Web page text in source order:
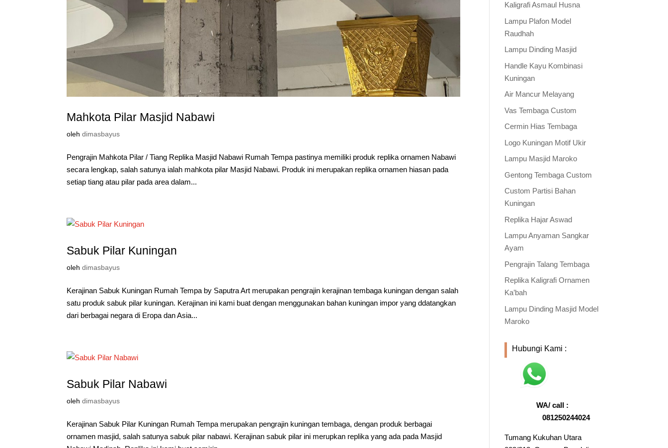
Mahkota Pilar Masjid Nabawi
olehdimasbayus
Pengrajin Mahkota Pilar / Tiang Replika Masjid Nabawi Rumah Tempa pastinya memiliki produk replika ornamen Nabawi
secara lengkap, salah satunya ialah mahkota pilar Masjid Nabawi. Produk ini merupakan replika ornamen hiasan pada
setiap tiang atau pilar pada area dalam...
Sabuk Pilar Kuningan
olehdimasbayus
Kerajinan Sabuk Kuningan Rumah Tempa by Saputra Art merupakan pengrajin kerajinan tembaga kuningan dengan salah
satu produk sabuk pilar kuningan. Kerajinan ini kami buat dengan menggunakan bahan kuningan impor yang ddatangkan
dari berbagai negara di Eropa dan Asia...
Sabuk Pilar Nabawi
olehdimasbayus
Kerajinan Sabuk Pilar Kuningan Rumah Tempa merupakan pengrajin kuningan tembaga, dengan produk berbagai
ornamen masjid, salah satunya sabuk pilar nabawi. Kerajinan sabuk pilar ini merupkan replika yang ada pada Masjid
Kaligrafi Asmaul Husna
Lampu Plafon Model
Raudhah
Lampu Dinding Masjid
Handle Kayu Kombinasi
Kuningan
Air Mancur Melayang
Vas Tembaga Custom
Cermin Hias Tembaga
Logo Kuningan Motif Ukir
Lampu Masjid Maroko
Gentong Tembaga Custom
Custom Partisi Bahan
Kuningan
Replika Hajar Aswad
Lampu Anyaman Sangkar
Ayam
Pengrajin Talang Tembaga
Replika Kaligrafi Ornamen
Ka’bah
Lampu Dinding Masjid Model
Maroko
Hubungi Kami :
WA/ call :
081250244024
Tumang Kukuhan Utara